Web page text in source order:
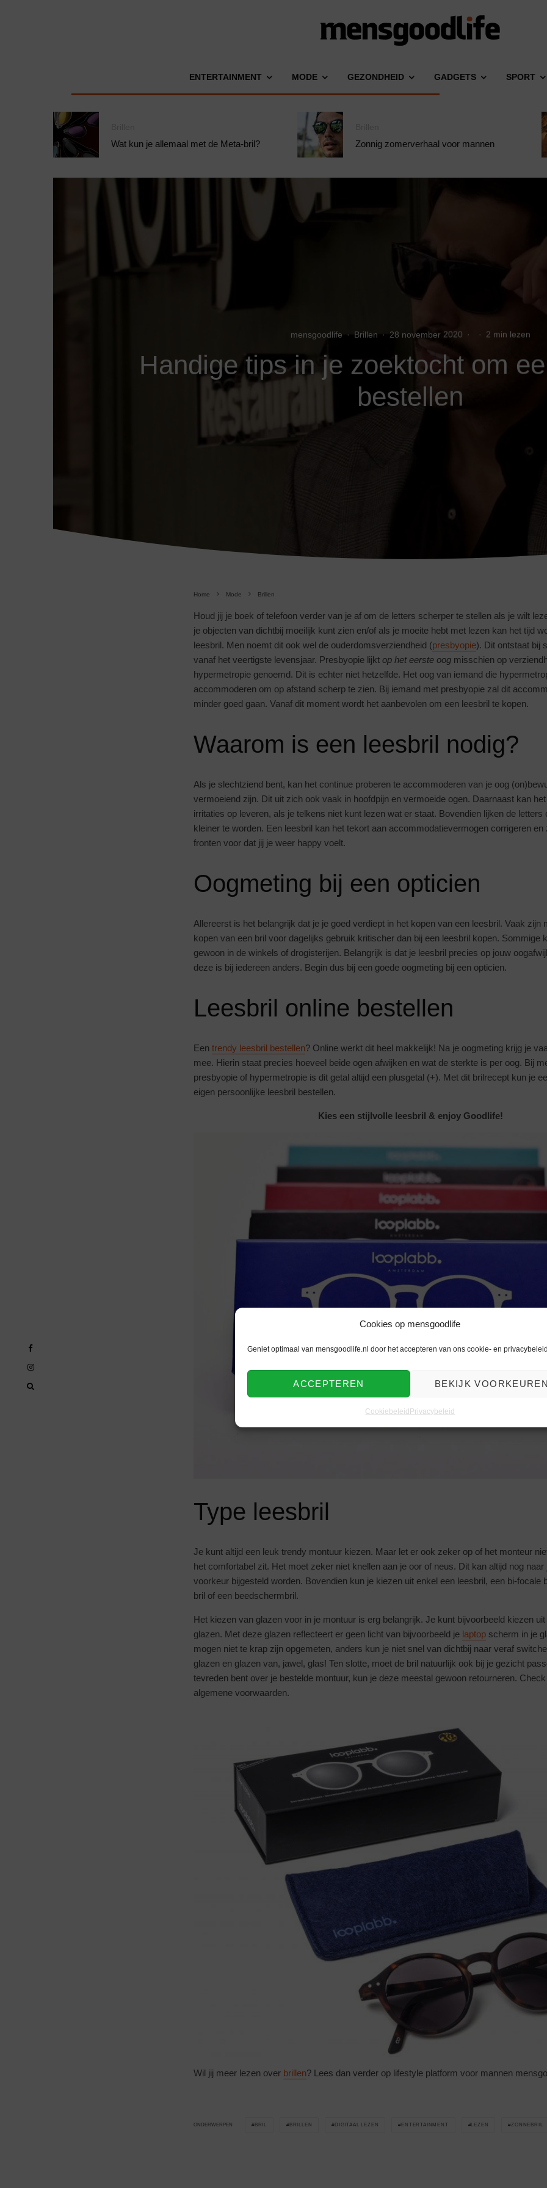
Cookies op mensgoodlife
Geniet optimaal van mensgoodlife.nl door het accepteren van ons cookie- en
ACCEPTEREN BEKIJK
Cookiebeleid Privacybeleid
ENTERTAINMENT MODE GEZONDHEID GADGETS SPORT
Wat kun je allemaal met de Meta-bril? Zonnig zomerverhaal voor mannen
mensgoodlife · Brillen · 28 november 2020 · · 2 min lezen
Handige tips in je zoektocht om
bestellen
Home Mode Brillen
Houd jij je boek of telefoon verder van je af om de letters scherper te stellen als je wilt
je objecten van dichtbij moeilijk kunt zien en/of als je moeite hebt met lezen kan het tijd
leesbril. Men noemt dit ook wel de ouderdomsverziendheid (presbyopie). Dit ontstaat bij
vanaf het veertigste levensjaar. Presbyopie lijkt op het eerste oog misschien op
hypermetropie genoemd. Dit is echter niet hetzelfde. Het oog van iemand die
accommoderen om op afstand scherp te zien. Bij iemand met presbyopie zal dit
minder goed gaan. Vanaf dit moment wordt het aanbevolen om een leesbril te kopen.
Waarom is een leesbril nodig?
Als je slechtziend bent, kan het continue proberen te accommoderen van je oog
vermoeiend zijn. Dit uit zich ook vaak in hoofdpijn en vermoeide ogen. Daarnaast kan
irritaties op leveren, als je telkens niet kunt lezen wat er staat. Bovendien lijken de letters
kleiner te worden. Een leesbril kan het tekort aan accommodatievermogen corrigeren en
fronten voor dat jij je weer happy voelt.
Oogmeting bij een opticien
Allereerst is het belangrijk dat je je goed verdiept in het kopen van een leesbril. Vaak zijn
kopen van een bril voor dagelijks gebruik kritischer dan bij een leesbril kopen. Sommige
gewoon in de winkels of drogisterijen. Belangrijk is dat je leesbril precies op jouw
deze is bij iedereen anders. Begin dus bij een goede oogmeting bij een opticien.
Leesbril online bestellen
Een trendy leesbril bestellen? Online werkt dit heel makkelijk! Na je oogmeting krijg je
mee. Hierin staat precies hoeveel beide ogen afwijken en wat de sterkte is per oog. Bij
presbyopie of hypermetropie is dit getal altijd een plusgetal (+). Met dit brilrecept kun je
eigen persoonlijke leesbril bestellen.
Kies een stijlvolle leesbril & enjoy Goodlife!
Type leesbril
Je kunt altijd een leuk trendy montuur kiezen. Maar let er ook zeker op of het monteur
het comfortabel zit. Het moet zeker niet knellen aan je oor of neus. Dit kan altijd nog
voorkeur bijgesteld worden. Bovendien kun je kiezen uit enkel een leesbril, een bi-focale
bril of een beedschermbril.
Het kiezen van glazen voor in je montuur is erg belangrijk. Je kunt bijvoorbeeld kiezen
glazen. Met deze glazen reflecteert er geen licht van bijvoorbeeld je laptop scherm in je
mogen niet te krap zijn opgemeten, anders kun je niet snel van dichtbij naar veraf
glazen en glazen van, jawel, glas! Ten slotte, moet de bril natuurlijk ook bij je gezicht
tevreden bent over je bestelde montuur, kun je deze meestal gewoon retourneren.
algemene voorwaarden.
Wil jij meer lezen over brillen? Lees dan verder op lifestyle platform voor mannen
ONDERWERPEN BRIL BRILLEN DIGITAAL LEZEN ENTERTAINMENT LEZEN ZONNEBRIL